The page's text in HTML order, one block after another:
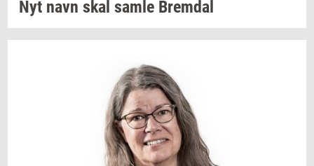
Nyt navn skal samle Brem­dal